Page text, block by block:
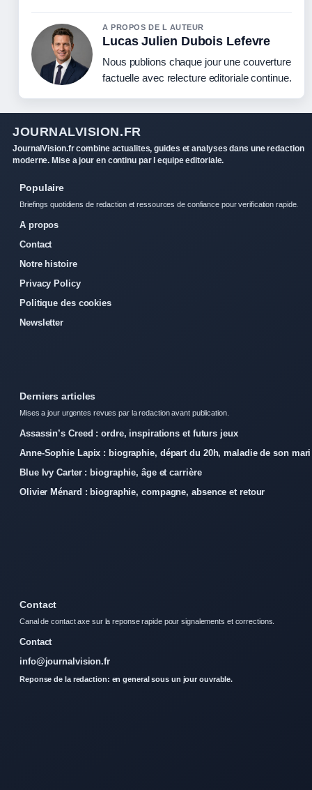
A PROPOS DE L AUTEUR
Lucas Julien Dubois Lefevre
Nous publions chaque jour une couverture
factuelle avec relecture editoriale continue.
JOURNALVISION.FR
JournalVision.fr combine actualites, guides et analyses dans une redaction
moderne. Mise a jour en continu par l equipe editoriale.
Populaire
Briefings quotidiens de redaction et ressources de confiance pour verification rapide.
A propos
Contact
Notre histoire
Privacy Policy
Politique des cookies
Newsletter
Derniers articles
Mises a jour urgentes revues par la redaction avant publication.
Assassin’s Creed : ordre, inspirations et futurs jeux
Anne-Sophie Lapix : biographie, départ du 20h, maladie de son mari
Blue Ivy Carter : biographie, âge et carrière
Olivier Ménard : biographie, compagne, absence et retour
Contact
Canal de contact axe sur la reponse rapide pour signalements et corrections.
Contact
info@journalvision.fr
Reponse de la redaction: en general sous un jour ouvrable.